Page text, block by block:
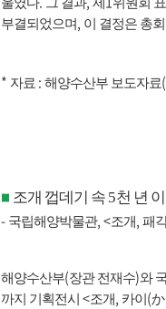
부결되었으며, 이 결정은 총
* 자료 : 해양수산부 보도자료
■ 조개 껍데기 속 5천 년
- 국립해양박물관, <조개, 패
해양수산부(장관 전재수)와
까지 기획전시 <조개, 카이 (